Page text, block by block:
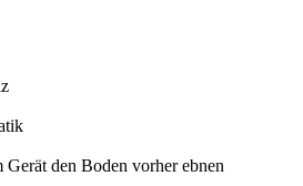
den Boden vorher ebnen